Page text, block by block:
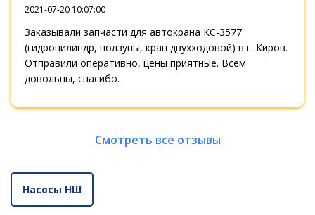
2021-07-20 10:07:00
Заказывали запчасти для автокрана КС-3577
(гидроцилиндр, ползуны, кран двухходовой) в г. Киров.
Отправили оперативно, цены приятные. Всем
довольны, спасибо.
Смотреть все отзывы
Насосы НШ